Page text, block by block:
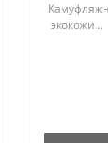
экокожи...